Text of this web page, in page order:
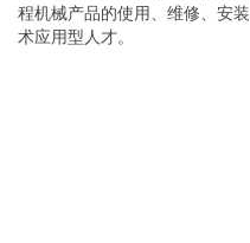
程机械产品的使用、维修、安
术应用型人才。